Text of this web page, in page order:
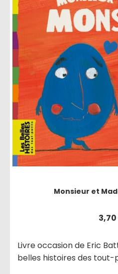
Monsieur et
3,70
Livre occasion de Eric
belles histoires des tout-